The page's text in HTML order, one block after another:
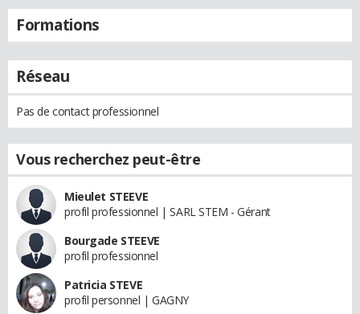
Formations
Réseau
Pas de contact professionnel
Vous recherchez peut-être
Mieulet STEEVE
profil professionnel | SARL STEM - Gérant
Bourgade STEEVE
profil professionnel
Patricia STEVE
profil personnel | GAGNY